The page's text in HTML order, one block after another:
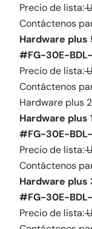
Precio de lista:
Contáctenos
Hardware
#FG-30E-
Precio de lista:
Contáctenos
Hardware plus
Hardware
#FG-30E-
Precio de lista:
Contáctenos
Hardware
#FG-30E-
Precio de lista: